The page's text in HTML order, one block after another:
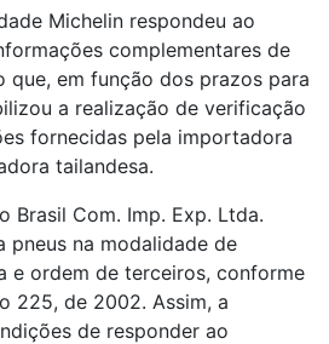
Michelin respondeu ao
complementares de
que, em função dos prazos para
a realização de verificação
fornecidas pela importadora
tailandesa.
Brasil Com. Imp. Exp. Ltda.
pneus na modalidade de
e ordem de terceiros, conforme
225, de 2002. Assim, a
de responder ao